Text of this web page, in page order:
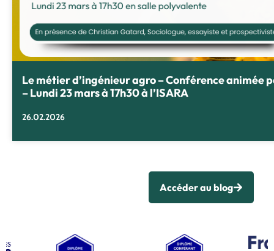
Le métier d’ingénieur agro – Conférence animée
– Lundi 23 mars à 17h30 à l’ISARA
26.02.2026
Accéder au blog